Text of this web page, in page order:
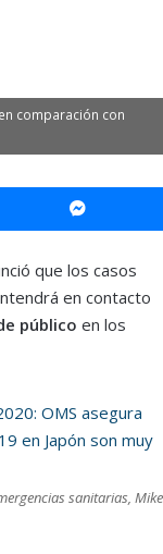
comparación con
que los casos
en contacto
público en los
sanitarias, Mike